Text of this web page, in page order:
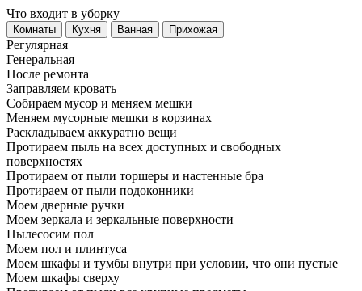
Что входит в уборку
Регу­лярная
Гене­ральная
После ремонта
Заправляем кровать
Собираем мусор и меняем мешки
Меняем мусорные мешки в корзинах
Раскладываем аккуратно вещи
Протираем пыль на всех доступных и свободных
поверхностях
Протираем от пыли торшеры и настенные бра
Протираем от пыли подоконники
Моем дверные ручки
Моем зеркала и зеркальные поверхности
Пылесосим пол
Моем пол и плинтуса
Моем шкафы и тумбы внутри при условии, что они пустые
Моем шкафы сверху